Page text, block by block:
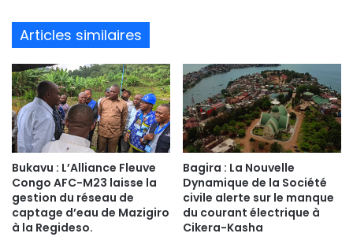
Articles similaires
Bukavu : L’Alliance Fleuve
Congo AFC-M23 laisse la
gestion du réseau de
captage d’eau de Mazigiro
à la Regideso.
Bagira : La Nouvelle
Dynamique de la Société
civile alerte sur le manque
du courant électrique à
Cikera-Kasha